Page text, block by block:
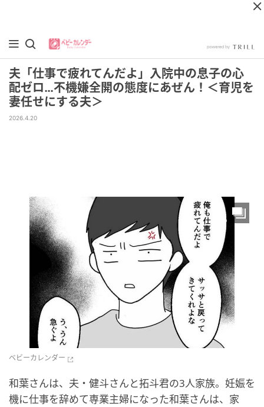
夫「仕事で疲れてんだよ」入院中の息子の心
配ゼロ…不機嫌全開の態度にあぜん！＜育児を
妻任せにする夫＞
2026.4.20
ベビーカレンダー
和葉さんは、夫・健斗さんと拓斗君の3人家族。妊娠を
機に仕事を辞めて専業主婦になった和葉さんは、家